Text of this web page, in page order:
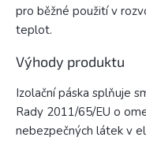
pro běžné použití v
teplot.
Výhody produktu
Izolační páska splňuje
Rady 2011/65/EU o
nebezpečných látek v